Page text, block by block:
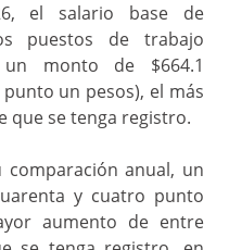
el salario base de
puestos de trabajo
monto de $664.1
un pesos), el más
que se tenga registro.
comparación anual, un
y cuatro punto
aumento de entre